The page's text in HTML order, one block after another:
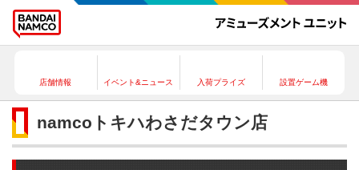
店舗情報 イベント&ニュース 入荷プライズ 設置ゲーム機
namcoトキハわさだタウン店